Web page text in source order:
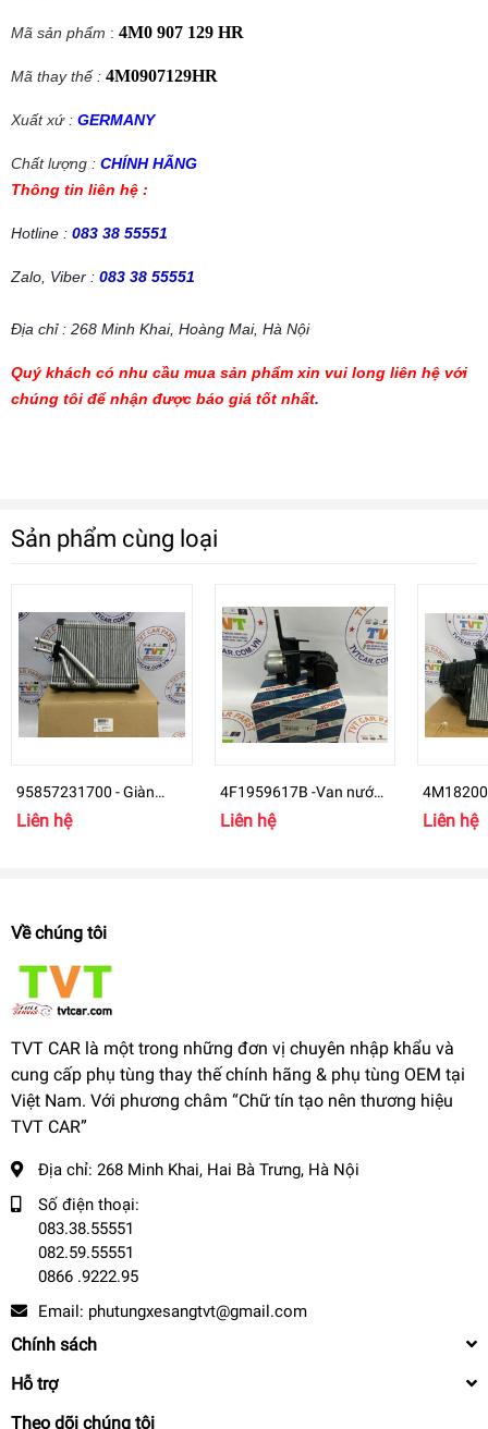
Mã sản phẩm : 4M0 907 129 HR
Mã thay thế : 4M0907129HR
Xuất xứ : GERMANY
Chất lượng : CHÍNH HÃNG
Thông tin liên hệ :
Hotline : 083 38 55551
Zalo, Viber : 083 38 55551
Địa chỉ : 268 Minh Khai, Hoàng Mai, Hà Nội
Quý khách có nhu cầu mua sản phẩm xin vui long liên hệ với
chúng tôi để nhận được báo giá tốt nhất.
Sản phẩm cùng loại
95857231700 - Giàn
lạnh Porsche Cayenne -
7P0820101
Liên hệ
4F1959617B -Van nước
nóng xe Audi A6
Liên hệ
Audi Q7
Liên hệ
Về chúng tôi
TVT CAR là một trong những đơn vị chuyên nhập khẩu và
cung cấp phụ tùng thay thế chính hãng & phụ tùng OEM tại
Việt Nam. Với phương châm “Chữ tín tạo nên thương hiệu
TVT CAR”
Địa chỉ: 268 Minh Khai, Hai Bà Trưng, Hà Nội
Số điện thoại:
083.38.55551
082.59.55551
0866 .9222.95
Email: phutungxesangtvt@gmail.com
Chính sách
Hỗ trợ
Theo dõi chúng tôi